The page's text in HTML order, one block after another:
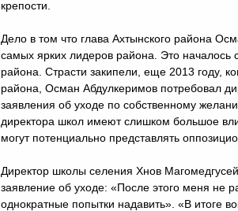
крепости.
Дело в том что глава Ахтынского района
самых ярких лидеров района. Это началось
района. Страсти закипели, еще 2013 году,
района, Осман Абдулкеримов потребовал
заявления об уходе по собственному
директора школ имеют слишком большое
могут потенциально представлять
Директор школы селения Хнов
заявление об уходе: «После этого меня не
однократные попытки надавить». «В итоге